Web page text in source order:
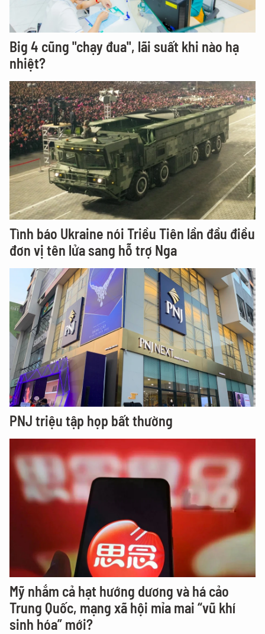
Big 4 cũng "chạy đua", lãi suất khi nào hạ
nhiệt?
Tình báo Ukraine nói Triều Tiên lần đầu điều
đơn vị tên lửa sang hỗ trợ Nga
PNJ triệu tập họp bất thường
Mỹ nhắm cả hạt hướng dương và há cảo
Trung Quốc, mạng xã hội mỉa mai “vũ khí
sinh hóa” mới?